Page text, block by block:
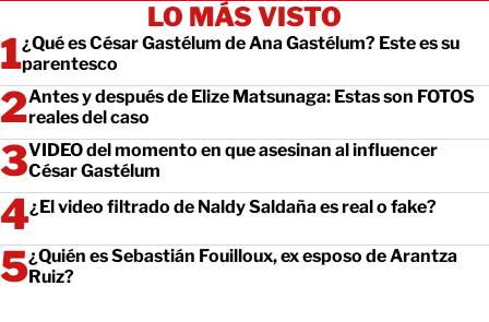
LO MÁS VISTO
¿Qué es César Gastélum de Ana Gastélum? Este es su
parentesco
Antes y después de Elize Matsunaga: Estas son FOTOS
reales del caso
VIDEO del momento en que asesinan al influencer
César Gastélum
¿El video filtrado de Naldy Saldaña es real o fake?
¿Quién es Sebastián Fouilloux, ex esposo de Arantza
Ruiz?